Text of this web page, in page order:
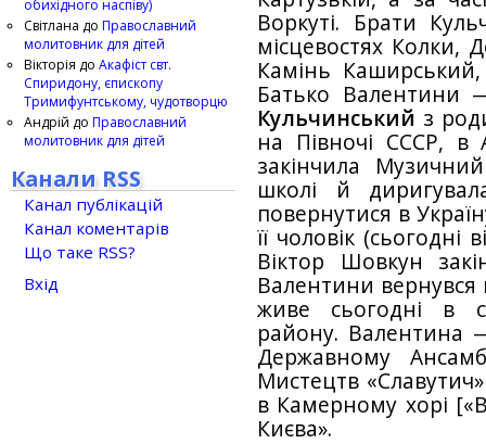
Воркуті. Брати
місцевостях Колки,
Камінь
Батько
Кульчинський з
на Півночі СССР, в
закінчила
школі й
повернутися в
її чоловік
Віктор Шовкун
Валентини
живе сьогодні в
району. Валентина
Державному
Мистецтв
в Камерному хорі
Києва».
обихідного наспіву)
Світлана до Православний
молитовник для дітей
Вікторія до Акафіст свт.
Спиридону, єпископу
Тримифунтському, чудотворцю
Андрій до Православний
молитовник для дітей
Канали RSS
Канал публікацій
Канал коментарів
Що таке RSS?
Вхід